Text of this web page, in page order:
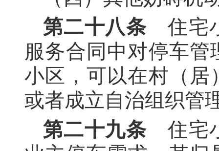
第二十八条 住宅
服务合同中对停车
小区，可以在村（居
或者成立自治组织管
第二十九条 住宅